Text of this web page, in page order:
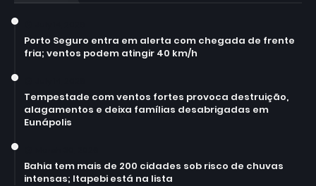
Porto Seguro entra em alerta com chegada de frente
fria; ventos podem atingir 40 km/h
Tempestade com ventos fortes provoca destruição,
alagamentos e deixa famílias desabrigadas em
Eunápolis
Bahia tem mais de 200 cidades sob risco de chuvas
intensas; Itapebi está na lista